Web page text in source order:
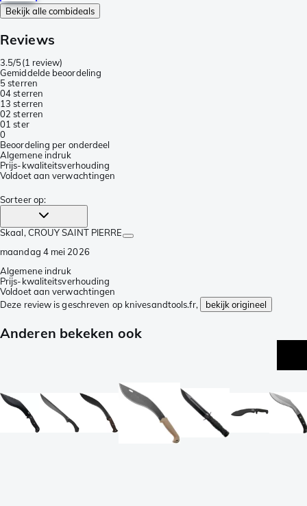
Bekijk alle combideals
Reviews
3.5/5(1 review)
Gemiddelde beoordeling
5 sterren
04 sterren
13 sterren
02 sterren
01 ster
0
Beoordeling per onderdeel
Algemene indruk
Prijs-kwaliteitsverhouding
Voldoet aan verwachtingen
Sorteer op:
Skaal, CROUY SAINT PIERRE
maandag 4 mei 2026
Algemene indruk
Prijs-kwaliteitsverhouding
Voldoet aan verwachtingen
Deze review is geschreven op knivesandtools.fr,
bekijk origineel
Anderen bekeken ook